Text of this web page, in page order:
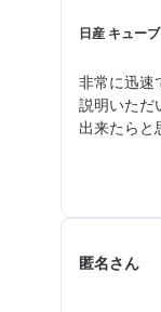
日産 キュー
非常に迅速
説明いただ
出来たらと
匿名さん